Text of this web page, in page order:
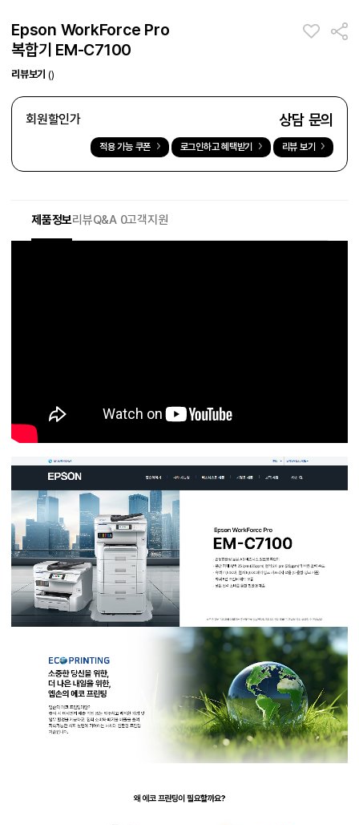
Epson WorkForce Pro
복합기 EM-C7100
리뷰보기 ()
회원할인가 상담 문의
적용 가능 쿠폰 로그인하고 혜택받기 리뷰 보기
제품정보리뷰Q&A 0고객지원